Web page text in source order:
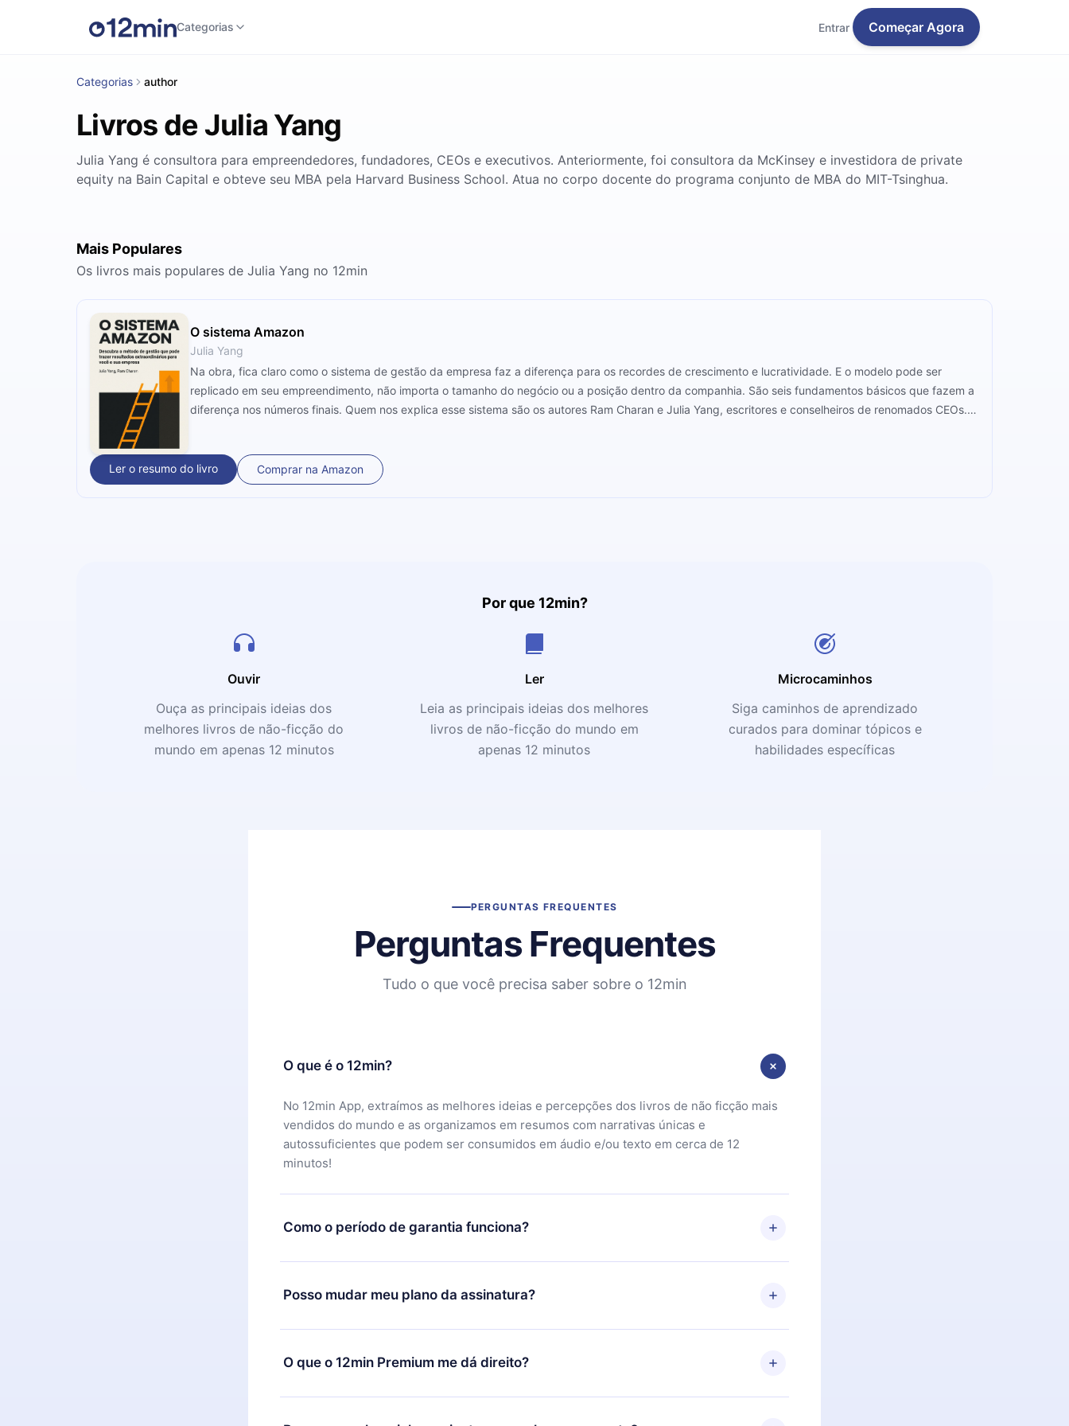
Categorias Entrar Começar Agora
Categorias author
Livros de Julia Yang
Julia Yang é consultora para empreendedores, fundadores, CEOs e executivos. Anteriormente, foi consultora da McKinsey e investidora de private
equity na Bain Capital e obteve seu MBA pela Harvard Business School. Atua no corpo docente do programa conjunto de MBA do MIT-Tsinghua.
Mais Populares
Os livros mais populares de Julia Yang no 12min
O sistema Amazon
Julia Yang
Na obra, fica claro como o sistema de gestão da empresa faz a diferença para os recordes de crescimento e lucratividade. E o modelo pode ser
replicado em seu empreendimento, não importa o tamanho do negócio ou a posição dentro da companhia. São seis fundamentos básicos que fazem a
diferença nos números finais. Quem nos explica esse sistema são os autores Ram Charan e Julia Yang, escritores e conselheiros de renomados CEOs.
Ler o resumo do livro Comprar na Amazon
Por que 12min?
Ouvir
Ouça as principais ideias dos
melhores livros de não-ficção do
mundo em apenas 12 minutos
Ler
Leia as principais ideias dos melhores
livros de não-ficção do mundo em
apenas 12 minutos
Microcaminhos
Siga caminhos de aprendizado
curados para dominar tópicos e
habilidades específicas
PERGUNTAS FREQUENTES
Perguntas Frequentes
Tudo o que você precisa saber sobre o 12min
O que é o 12min?
No 12min App, extraímos as melhores ideias e percepções dos livros de não ficção mais
vendidos do mundo e as organizamos em resumos com narrativas únicas e
autossuficientes que podem ser consumidos em áudio e/ou texto em cerca de 12
minutos!
Como o período de garantia funciona?
Você pode baixar nosso aplicativo e começar a aproveitar nossa biblioteca. Se por algum
motivo não ficar satisfeito com nossa plataforma, basta entrar em contato com nossa
equipe de suporte (
contato@12min.com
) em até 7 dias após a compra e solicitar o
Posso mudar meu plano da assinatura?
Sim, mas a mudança só se aplicará a partir do próximo período de cobrança. Por
exemplo, se você decidiu mudar sua assinatura mensal para anual, após confirmar a
mudança para o plano anual, o novo plano só será aplicado e cobrado após o aniversário
O que o 12min Premium me dá direito?
O 12min Premium é um plano que te garante acesso a toda nossa biblioteca de 2500+
títulos disponíveis em 3 línguas (Inglês, espanhol e português) que você pode ler ou